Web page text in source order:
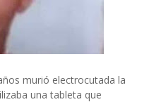
murió electrocutada la
una tableta que